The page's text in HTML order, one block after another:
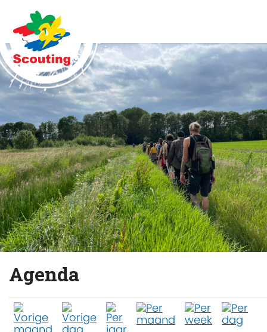
Agenda